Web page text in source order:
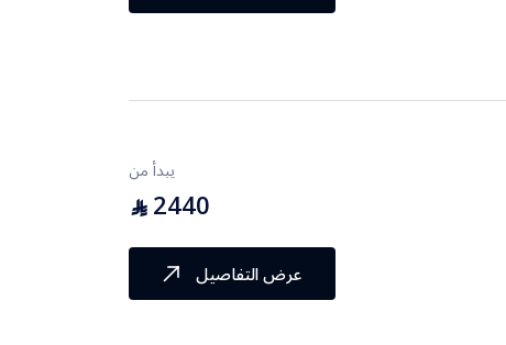
يبدأ من
2440
⃁
عرض التفاصيل